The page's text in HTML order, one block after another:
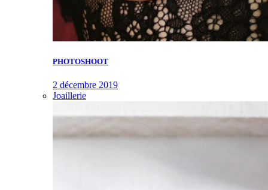
PHOTOSHOOT
2 décembre 2019
Joaillerie